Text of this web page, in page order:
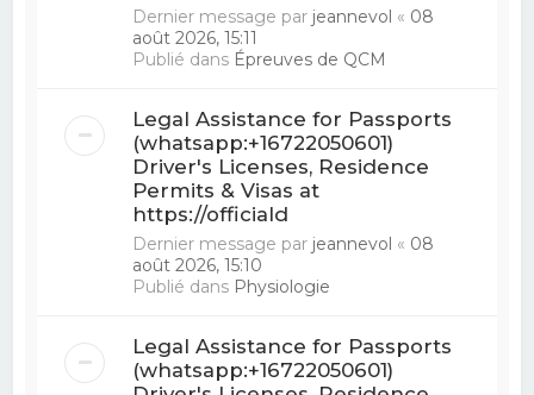
Dernier message par jeannevol « 08
août 2026, 15:11
Publié dans Épreuves de QCM
Legal Assistance for Passports
(whatsapp:+16722050601)
Driver's Licenses, Residence
Permits & Visas at
https://officiald
Dernier message par jeannevol « 08
août 2026, 15:10
Publié dans Physiologie
Legal Assistance for Passports
(whatsapp:+16722050601)